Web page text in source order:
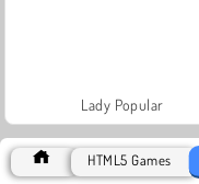
Lady Popular
HTML5 Games